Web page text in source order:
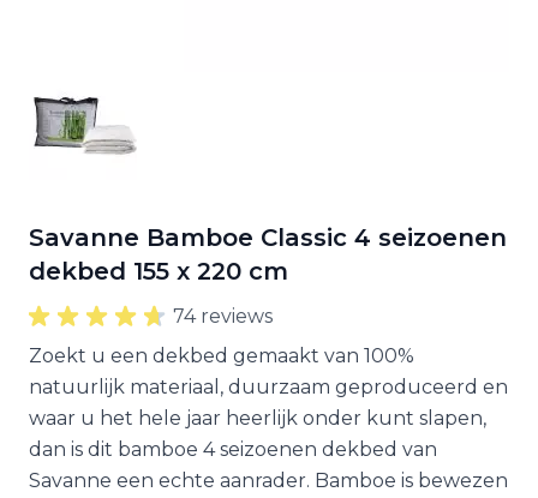
Savanne Bamboe Classic 4 seizoenen
dekbed 155 x 220 cm
74 reviews
Zoekt u een dekbed gemaakt van 100%
natuurlijk materiaal, duurzaam geproduceerd en
waar u het hele jaar heerlijk onder kunt slapen,
dan is dit bamboe 4 seizoenen dekbed van
Savanne een echte aanrader. Bamboe is bewezen